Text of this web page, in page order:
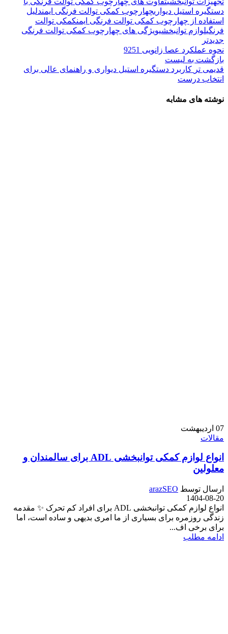
دستگیره استیل دیواریچهارچوب کمکی توالت فرنگی ایمندلیل
استفاده از چهارچوب کمکی توالت فرنگی ایمنکمکی توالت
فرنگیلوازم توانبخشیویژگی های چهارچوب کمکی توالت فرنگی
جدیدتر
نحوه عملکرد عصا زانویی 9251
بازگشت به لیست
قدیمی تر کاربرد دستگیره استیل دیواری و راهنمای عالی برای
انتخاب درست
نوشته های مشابه
07 اردیبهشت
مقالات
انواع لوازم کمکی توانبخشی ADL برای سالمندان و
معلولین
ارسال توسط arazSEO
1404-08-20
انواع لوازم کمکی توانبخشی ADL برای افراد کم تحرک ✨ مقدمه
زندگی روزمره برای بسیاری از ما امری بدیهی و ساده است، اما
برای برخی اف...
ادامه مطلب